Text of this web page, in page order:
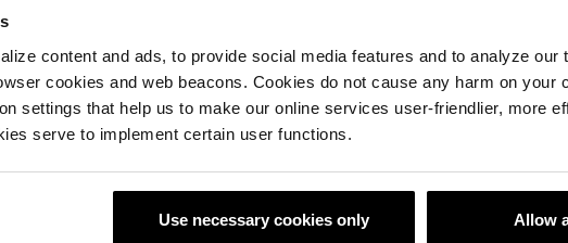
content and ads, to provide social media features and to analyze our
cookies and web beacons. Cookies do not cause any harm on your
settings that help us to make our online services user-friendlier, more
serve to implement certain user functions.
Use necessary cookies only Allow